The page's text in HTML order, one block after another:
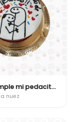
Feliz cumple mi pedacito de estres
nuez